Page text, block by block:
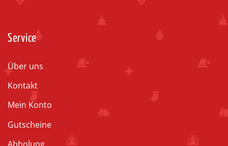
Service
Über uns
Kontakt
Mein Konto
Gutscheine